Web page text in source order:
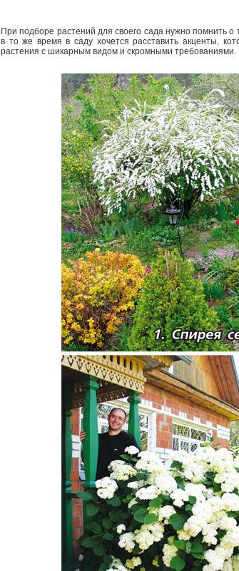
При подборе растений для своего сада нужно помнить
в то же время в саду хочется расставить акценты,
растения с шикарным видом и скромными требованиями.